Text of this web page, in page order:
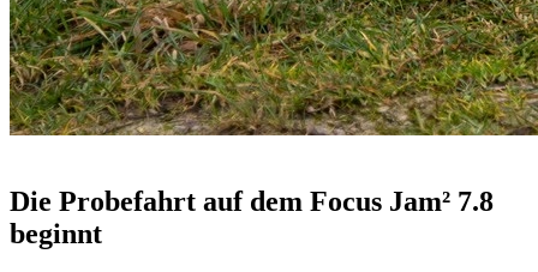
Die Probefahrt auf dem Focus Jam² 7.8
beginnt